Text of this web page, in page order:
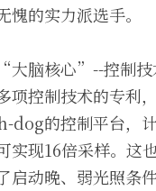
愧的实力派选手。
大脑核心”--控制技
项控制技术的专利
dog的控制平台，
实现16倍采样。这
启动晚、弱光照条